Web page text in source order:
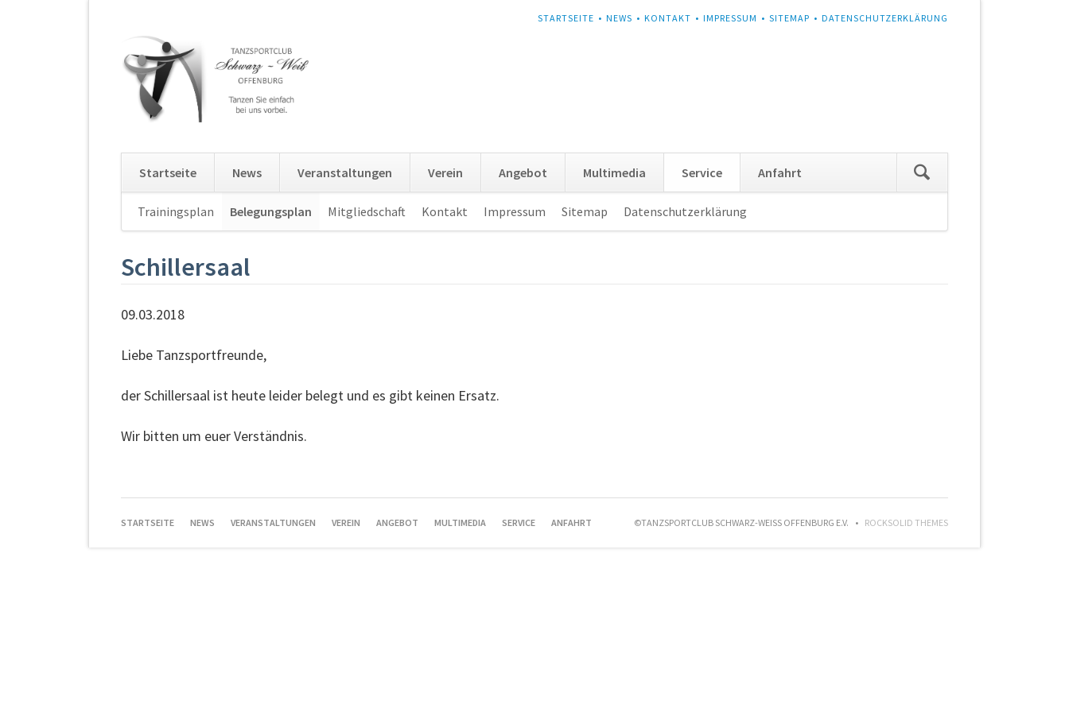
NAVIGATION
STARTSEITE NEWS KONTAKT IMPRESSUM SITEMAP DATENSCHUTZERKLÄRUNG
überspringen
Startseite News Veranstaltungen Verein Angebot Multimedia Service Anfahrt
überspringen
überspringen
Trainingsplan Belegungsplan Mitgliedschaft Kontakt Impressum Sitemap Datenschutzerklärung
Schillersaal
09.03.2018
Liebe Tanzsportfreunde,
der Schillersaal ist heute leider belegt und es gibt keinen Ersatz.
Wir bitten um euer Verständnis.
NAVIGATION
STARTSEITE NEWS VERANSTALTUNGEN VEREIN ANGEBOT MULTIMEDIA SERVICE ANFAHRT ©TANZSPORTCLUB SCHWARZ-WEISS OFFENBURG E.V. ROCKSOLID THEMES